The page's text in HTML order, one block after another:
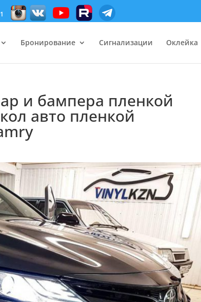
Бронирование Сигнализации Оклейка
и бампера пленкой
авто пленкой